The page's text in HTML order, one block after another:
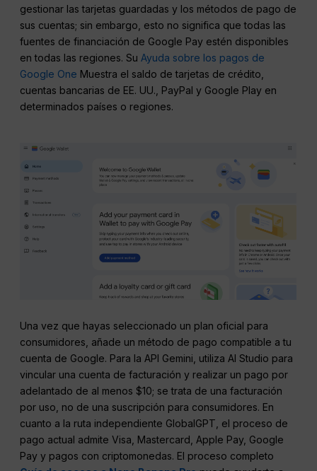
gestionar las tarjetas guardadas y los métodos de pago de
sus cuentas; sin embargo, esto no significa que todas las
fuentes de financiación de Google Pay estén disponibles
en todas las regiones. SuAyuda sobre los pagos de
Google One Muestra el saldo de tarjetas de crédito,
cuentas bancarias de EE. UU., PayPal y Google Play en
determinados países o regiones.
Una vez que hayas seleccionado un plan oficial para
consumidores, añade un método de pago compatible a tu
cuenta de Google. Para la API Gemini, utiliza AI Studio para
vincular una cuenta de facturación y realizar un pago por
adelantado de al menos $10; se trata de una facturación
por uso, no de una suscripción para consumidores. En
cuanto a la ruta independiente GlobalGPT, el proceso de
pago actual admite Visa, Mastercard, Apple Pay, Google
Pay y pagos con criptomonedas. El proceso completo